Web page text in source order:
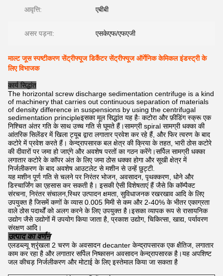
आवृत्ति: एबीबी
असर पड़ना: एसकेएफ/एफएजी
माल्ट जूस स्पष्टीकरण सेंट्रीफ्यूज डिकैंटर सेंट्रीफ्यूज ऑर्गेनिक केमिकल इंडस्ट्री के
लिए विभाजक
कार्य सिद्धांत
The horizontal screw discharge sedimentation centrifuge is a kind
of machinery that carries out continuous separation of materials
of density difference in suspensions by using the centrifugal
sedimentation principleइसका मूल सिद्धांत यह हैः कटोरा और फ़ीडिंग स्क्रू एक
निश्चित अंतर गति के साथ उच्च गति से घूमते हैं।सामग्री spiral सामग्री धक्का की
आंतरिक सिलेंडर में खिला ट्यूब द्वारा लगातार प्रवेश कर रहे हैं, और फिर त्वरण के बाद
कटोरे में प्रवेश करते हैं। केन्द्रापसारक बल क्षेत्र की क्रिया के तहत, भारी ठोस कटोरे
की दीवारों पर जमा हो जाएंगे और अवशेष परतों का गठन करेंगे।सर्पिल सामग्री धक्का
लगातार कटोरे के कॉपर अंत के लिए जमा ठोस धक्का होगा और सूखी क्षेत्र में
निर्जलीकरण के बाद अवशेष आउटलेट से मशीन से उन्हें छुट्टी.
यह मशीन पूर्ण गति से चलने पर निरंतर भोजन, अवसादन, पृथक्करण, धोने और
डिस्चार्जिंग का एहसास कर सकती है। इसकी ऐसी विशेषताएं हैं जैसे कि कॉम्पैक्ट
संरचना, निरंतर संचालन,स्थिर उत्पादन क्षमता, सुविधाजनक रखरखाव आदि के लिए
उपयुक्त है जिसमें कणों के व्यास 0.005 मिमी से कम और 2-40% के भीतर एकाग्रता
वाले ठोस पदार्थों को अलग करने के लिए उपयुक्त है।इसका व्यापक रूप से रासायनिक
उद्योग जैसे उद्योगों में उपयोग किया जाता है, प्रकाश उद्योग, चिकित्सा, खाद्य, पर्यावरण
संरक्षण आदि।
उत्पाद का वर्णन
एलडब्ल्यू श्रृंखला 2 चरण के अवसादन decanter केन्द्रापसारक एक क्षैतिज, लगातार
काम कर रहा है और लगातार सर्पिल निष्कासन अवसादन केन्द्रापसारक है।यह अपशिष्ट
जल कीचड़ निर्जलीकरण और मोटाई के लिए इस्तेमाल किया जा सकता है